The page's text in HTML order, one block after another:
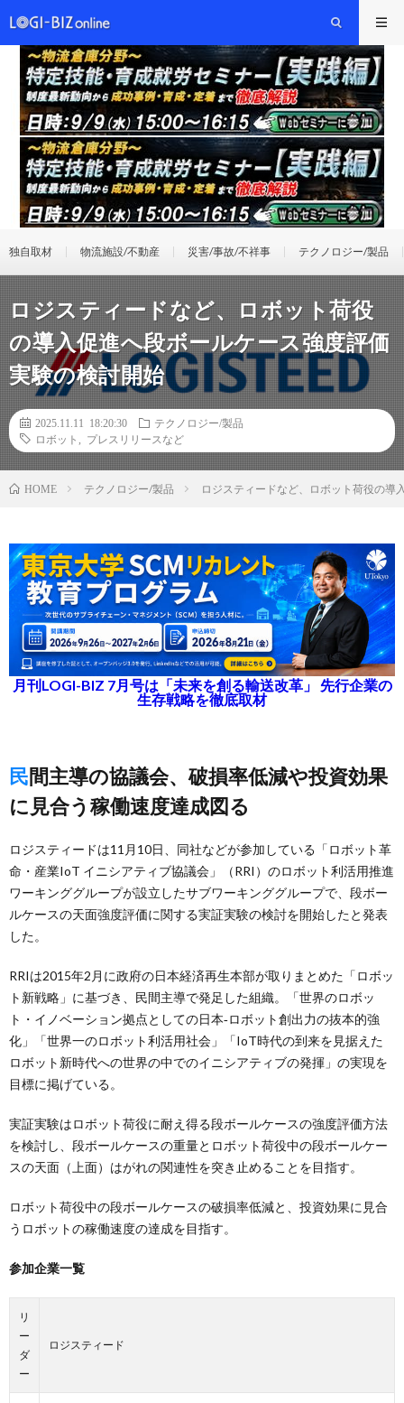
独自取材 物流施設/不動産 災害/事故/不祥事 テクノロジー/製品
ロジスティードなど、ロボット荷役
の導入促進へ段ボールケース強度評価
実験の検討開始
2025.11.11 18:20:30
テクノロジー/製品
ロボット
プレスリリースなど
HOME テクノロジー/製品 ロジスティードなど、ロボット荷役の導
月刊LOGI-BIZ 7月号は「未来を創る輸送改革」 先行企業の
生存戦略を徹底取材
民間主導の協議会、破損率低減や投資効果
に見合う稼働速度達成図る
ロジスティードは11月10日、同社などが参加している「ロボット革
命・産業IoT イニシアティブ協議会」（RRI）のロボット利活用推進
ワーキンググループが設立したサブワーキンググループで、段ボー
ルケースの天面強度評価に関する実証実験の検討を開始したと発表
した。
RRIは2015年2月に政府の日本経済再生本部が取りまとめた「ロボッ
ト新戦略」に基づき、民間主導で発足した組織。「世界のロボッ
ト・イノベーション拠点としての日本‐ロボット創出力の抜本的強
化」「世界一のロボット利活用社会」「IoT時代の到来を見据えた
ロボット新時代への世界の中でのイニシアティブの発揮」の実現を
目標に掲げている。
実証実験はロボット荷役に耐え得る段ボールケースの強度評価方法
を検討し、段ボールケースの重量とロボット荷役中の段ボールケー
スの天面（上面）はがれの関連性を突き止めることを目指す。
ロボット荷役中の段ボールケースの破損率低減と、投資効果に見合
うロボットの稼働速度の達成を目指す。
参加企業一覧
リ
ー
ダ
ー
ロジスティード